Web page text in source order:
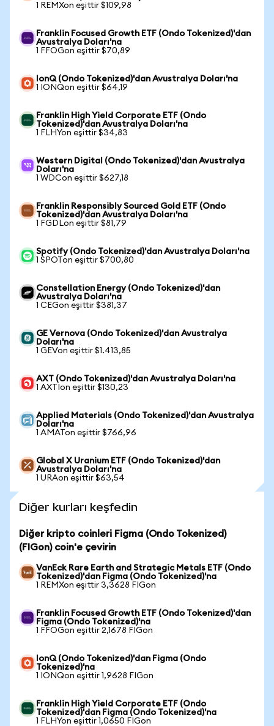
1 REMXon eşittir $109,98
Franklin Focused Growth ETF (Ondo Tokenized)'dan
Avustralya Doları'na
1 FFOGon eşittir $70,89
IonQ (Ondo Tokenized)'dan Avustralya Doları'na
1 IONQon eşittir $64,19
Franklin High Yield Corporate ETF (Ondo
Tokenized)'dan Avustralya Doları'na
1 FLHYon eşittir $34,83
Western Digital (Ondo Tokenized)'dan Avustralya
Doları'na
1 WDCon eşittir $627,18
Franklin Responsibly Sourced Gold ETF (Ondo
Tokenized)'dan Avustralya Doları'na
1 FGDLon eşittir $81,79
Spotify (Ondo Tokenized)'dan Avustralya Doları'na
1 SPOTon eşittir $700,80
Constellation Energy (Ondo Tokenized)'dan
Avustralya Doları'na
1 CEGon eşittir $381,37
GE Vernova (Ondo Tokenized)'dan Avustralya
Doları'na
1 GEVon eşittir $1.413,85
AXT (Ondo Tokenized)'dan Avustralya Doları'na
1 AXTIon eşittir $130,23
Applied Materials (Ondo Tokenized)'dan Avustralya
Doları'na
1 AMATon eşittir $766,96
Global X Uranium ETF (Ondo Tokenized)'dan
Avustralya Doları'na
1 URAon eşittir $63,54
Diğer kurları keşfedin
Diğer kripto coinleri Figma (Ondo Tokenized)
(FIGon) coin'e çevirin
VanEck Rare Earth and Strategic Metals ETF (Ondo
Tokenized)'dan Figma (Ondo Tokenized)'na
1 REMXon eşittir 3,3628 FIGon
Franklin Focused Growth ETF (Ondo Tokenized)'dan
Figma (Ondo Tokenized)'na
1 FFOGon eşittir 2,1678 FIGon
IonQ (Ondo Tokenized)'dan Figma (Ondo
Tokenized)'na
1 IONQon eşittir 1,9628 FIGon
Franklin High Yield Corporate ETF (Ondo
Tokenized)'dan Figma (Ondo Tokenized)'na
1 FLHYon eşittir 1,0650 FIGon